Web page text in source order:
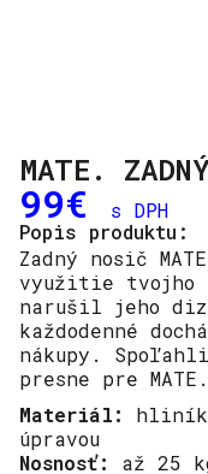
MATE.
99€
s DPH
Popis produktu:
Zadný nosič
využitie tvojho
narušil jeho
každodenné
nákupy.
presne pre
Materiál:
hliník
úpravou
Nosnosť:
až 25